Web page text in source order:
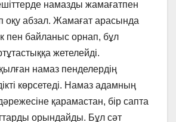
намазды жамағатпен
оқу абзал. Жамағат арасында
пен байланыс орнап, бұл
жетелейді.
намаз пенделердің
көрсетеді. Намаз адамның
қарамастан, бір сапта
орындайды. Бұл сәт